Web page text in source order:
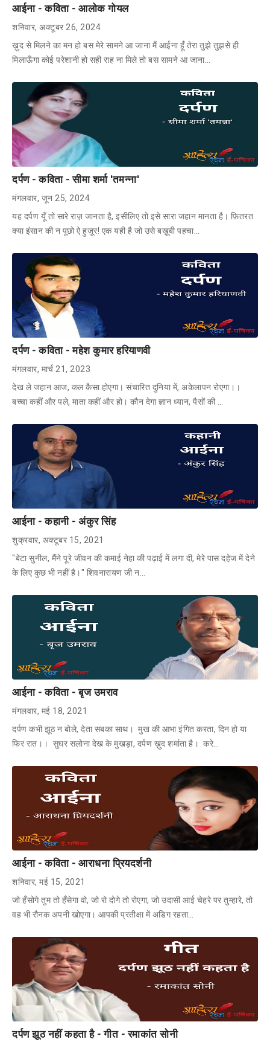
आईना - कविता - आलोक गोयल
शनिवार, अक्टूबर 26, 2024
ख़ुद से मिलने का मन हो बस मेरे सामने आ जाना मैं आईना हूँ तेरा तुझे तुझसे ही
मिलाऊँगा कोई परेशानी हो सही राह ना मिले तो बस सामने आ जाना…
दर्पण - कविता - सीमा शर्मा 'तमन्ना'
मंगलवार, जून 25, 2024
यह दर्पण यूँ तो सारे राज़ जानता है, इसीलिए तो इसे सारा जहान मानता है। फ़ितरत
क्या इंसान की न पूछो ऐ हुज़ूर! एक यही है जो उसे बख़ूबी पहचा…
दर्पण - कविता - महेश कुमार हरियाणवी
मंगलवार, मार्च 21, 2023
देख ले जहान आज, कल कैसा होएगा। संचारित दुनिया में, अकेलापन रोएगा।।
बच्चा कहीं और पले, माता कहीं और हो। कौन देगा ज्ञान ध्यान, पैसों की …
आईना - कहानी - अंकुर सिंह
शुक्रवार, अक्टूबर 15, 2021
"बेटा सुनील, मैंने पूरे जीवन की कमाई नेहा की पढ़ाई में लगा दी, मेरे पास दहेज में देने
के लिए कुछ भी नहीं है।" शिवनारायण जी न…
आईना - कविता - बृज उमराव
मंगलवार, मई 18, 2021
दर्पण कभी झूठ न बोले, देता सबका साथ। मुख की आभा इंगित करता, दिन हो या
फिर रात।। सुघर सलोना देख के मुखड़ा, दर्पण ख़ुद शर्माता है। करे…
आईना - कविता - आराधना प्रियदर्शनी
शनिवार, मई 15, 2021
जो हँसोगे तुम तो हँसेगा वो, जो रो दोगे तो रोएगा, जो उदासी आई चेहरे पर तुम्हारे, तो
वह भी रौनक अपनी खोएगा। आपकी प्रतीक्षा में अडिग रहता…
दर्पण झूठ नहीं कहता है - गीत - रमाकांत सोनी